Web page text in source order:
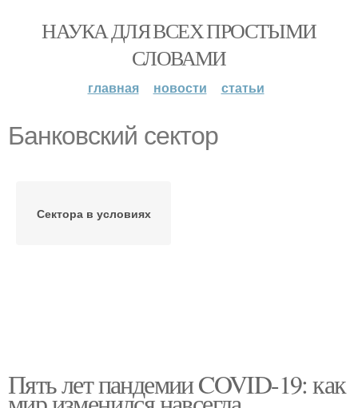
НАУКА ДЛЯ ВСЕХ ПРОСТЫМИ
СЛОВАМИ
главная новости статьи
Банковский сектор
Сектора в условиях
Пять лет пандемии COVID-19: как